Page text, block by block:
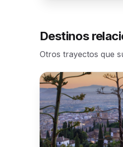
Destinos
Otros trayectos que